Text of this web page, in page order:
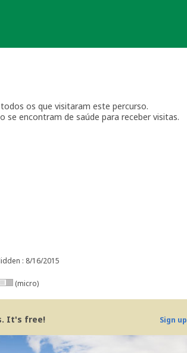
os que visitaram este percurso.
encontram de saúde para receber visitas.
relembrar este percurso.
: 8/16/2015
(micro)
It's free! Sign up